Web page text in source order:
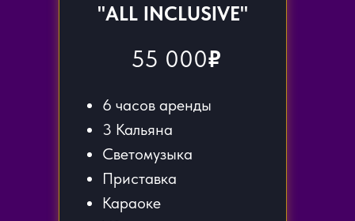
"ALL INCLUSIVE"
55 000₽
6 часов аренды
3 Кальяна
Светомузыка
Приставка
Караоке